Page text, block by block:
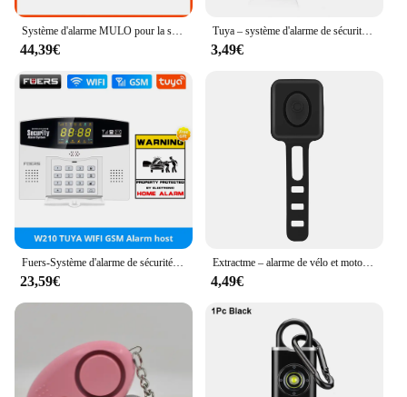
Système d'alarme MULO pour la sécurité anti-cambriolage à domicile WiFi GSM PG103 4G Alarma sans fil Tuya Smart House App 433MHz avec écrans PIR Motio
44,39€
Tuya – système d'alarme de sécurité intelligent WIFI sans fil, Kit d'alarme, capteur de porte de mouvement anti-cambriolage, Compatible avec Google Home Alexa
3,49€
Fuers-Système d'alarme de sécurité filaire sans fil intelligent Tuya, capteur de mouvement, 433 Z successifs, 4G, 2G, 101, alarme antivol, lien de zone, Alexa, Google
23,59€
Extractme – alarme de vélo et moto, sans fil, étanche, Vibration, charge USB, télécommande, Protection de sécurité
4,49€